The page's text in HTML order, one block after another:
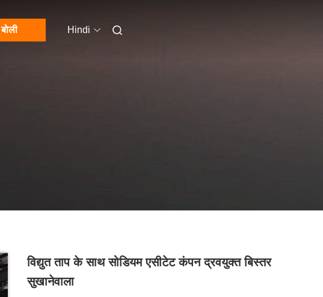
बोली Hindi
विद्युत ताप के साथ सोडियम एसीटेट कंपन द्रवयुक्त बिस्तर
सुखानेवाला